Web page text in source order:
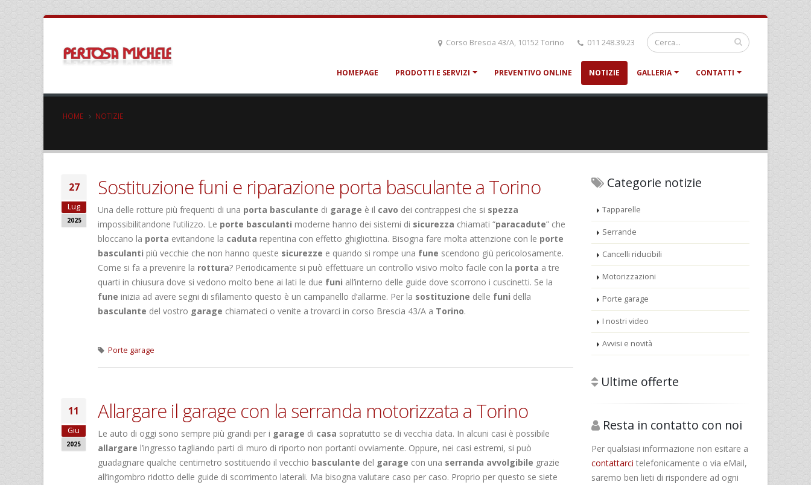
Corso Brescia 43/A, 10152 Torino 011 248.39.23
HOMEPAGE PRODOTTI E SERVIZI PREVENTIVO ONLINE NOTIZIE GALLERIA CONTATTI
HOME NOTIZIE
27
Lug
2025
Sostituzione funi e riparazione porta basculante a Torino
Una delle rotture più frequenti di una porta basculante di garage è il cavo dei contrappesi che si spezza
impossibilitandone l’utilizzo. Le porte basculanti moderne hanno dei sistemi di sicurezza chiamati “paracadute” che
bloccano la porta evitandone la caduta repentina con effetto ghigliottina. Bisogna fare molta attenzione con le porte
basculanti più vecchie che non hanno queste sicurezze e quando si rompe una fune scendono giù pericolosamente.
Come si fa a prevenire la rottura? Periodicamente si può effettuare un controllo visivo molto facile con la porta a tre
quarti in chiusura dove si vedono molto bene ai lati le due funi all’interno delle guide dove scorrono i cuscinetti. Se la
fune inizia ad avere segni di sfilamento questo è un campanello d’allarme. Per la sostituzione delle funi della
basculante del vostro garage chiamateci o venite a trovarci in corso Brescia 43/A a Torino.
Porte garage
11
Giu
2025
Allargare il garage con la serranda motorizzata a Torino
Le auto di oggi sono sempre più grandi per i garage di casa sopratutto se di vecchia data. In alcuni casi è possibile
allargare l’ingresso tagliando parti di muro di riporto non portanti ovviamente. Oppure, nei casi estremi, si può
guadagnare qualche centimetro sostituendo il vecchio basculante del garage con una serranda avvolgibile grazie
all’ingombro ridotto delle guide di scorrimento laterali. Ma bisogna valutare caso per caso. Proprio per questo se siete
Categorie notizie
Tapparelle
Serrande
Cancelli riducibili
Motorizzazioni
Porte garage
I nostri video
Avvisi e novità
Ultime offerte
Resta in contatto con noi
Per qualsiasi informazione non esitare a
contattarci telefonicamente o via eMail,
saremo ben lieti di rispondere ad ogni